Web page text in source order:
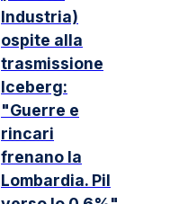
Industria)
ospite alla
trasmissione
Iceberg:
"Guerre e
rincari
frenano la
Lombardia. Pil